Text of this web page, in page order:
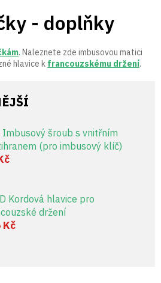
- doplňky
. Naleznete zde imbusovou matici
hlavice k francouzskému držení.
Imbusový šroub s vnitřním
(pro imbusový klíč)
Kordová hlavice pro
držení
Kč